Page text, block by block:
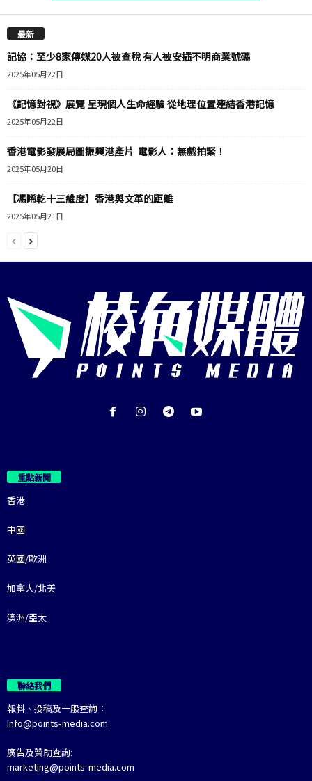
最新
記協：至少8家傳媒20人被查稅 有人被安插不明商業號碼
2025年05月22日
《記憶對視》展覽 呈現個人生命經驗 從地理位置連結香港記憶
2025年05月22日
香港電影發展局圖振興港產片 電影人：無戲拍緊！
2025年05月20日
【馮睎乾十三維度】香港與文革的距離
2025年05月21日
重點新聞
香港
中國
英國/歐洲
加拿大/北美
澳洲/亞太
聯絡我們
報料、投稿及一般查詢：
Info@points-media.com
廣告及贊助查詢:
marketing@points-media.com